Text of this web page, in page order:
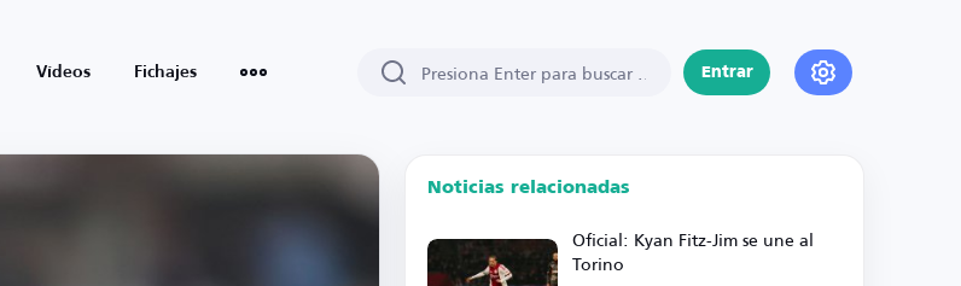
Vídeos Fichajes Entrar
Noticias relacionadas
Oficial: Kyan Fitz-Jim se une al
Torino